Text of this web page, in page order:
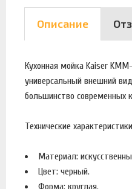
Описание
Кухонная мойка Kaiser
универсальный внешний
большинство современных
Технические
Материал:
Цвет: черный.
Форма: круглая.